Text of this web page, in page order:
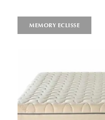
MEMORY ECLISSE